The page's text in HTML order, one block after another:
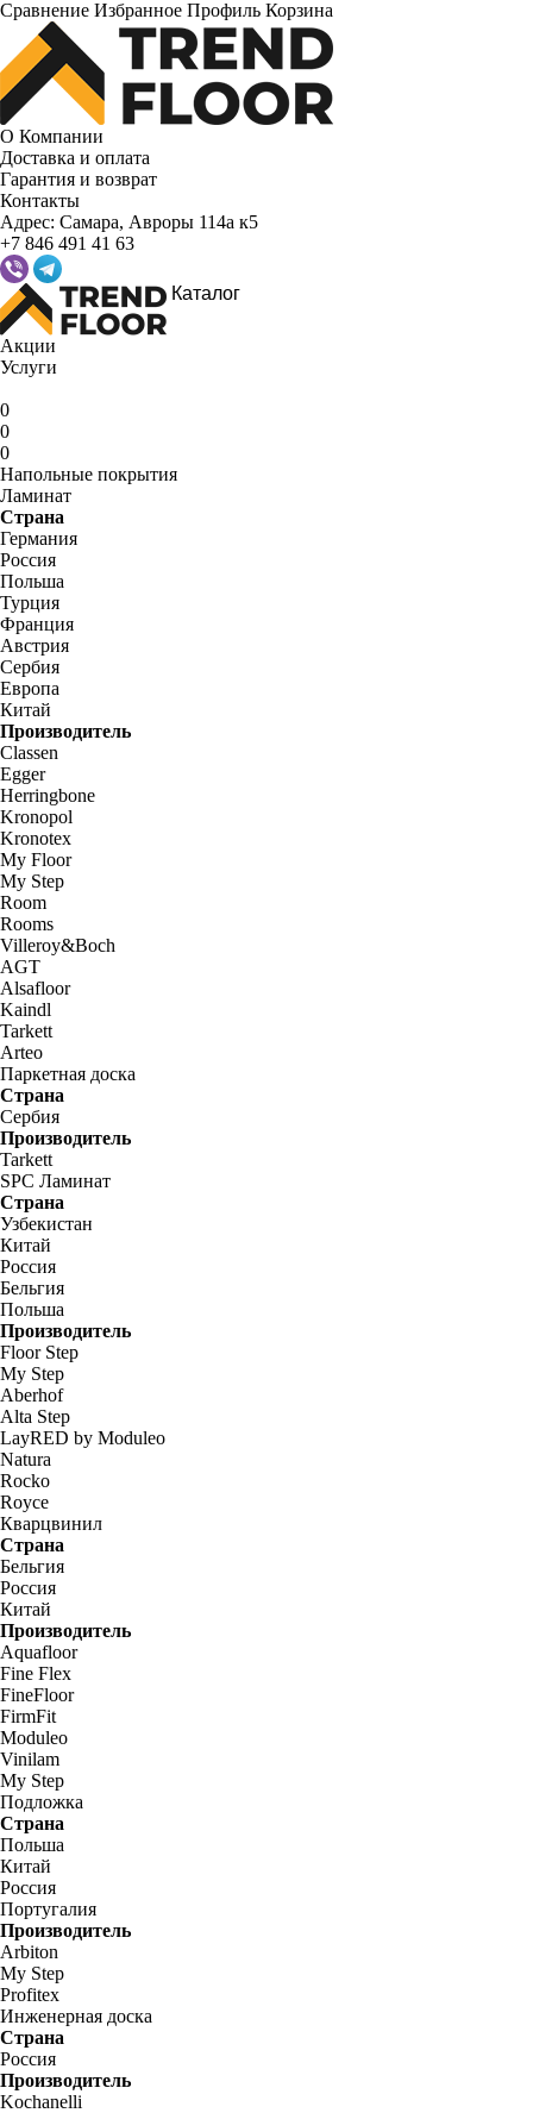
Сравнение Избранное Профиль Корзина
О Компании
Доставка и оплата
Гарантия и возврат
Контакты
Адрес: Самара, Авроры 114а к5
+7 846 491 41 63
Каталог
Акции
Услуги
0
0
0
Напольные покрытия
Ламинат
Страна
Германия
Россия
Польша
Турция
Франция
Австрия
Сербия
Европа
Китай
Производитель
Classen
Egger
Herringbone
Kronopol
Kronotex
My Floor
My Step
Room
Rooms
Villeroy&Boch
AGT
Alsafloor
Kaindl
Tarkett
Arteo
Паркетная доска
Страна
Сербия
Производитель
Tarkett
SPC Ламинат
Страна
Узбекистан
Китай
Россия
Бельгия
Польша
Производитель
Floor Step
My Step
Aberhof
Alta Step
LayRED by Moduleo
Natura
Rocko
Royce
Кварцвинил
Страна
Бельгия
Россия
Китай
Производитель
Aquafloor
Fine Flex
FineFloor
FirmFit
Moduleo
Vinilam
My Step
Подложка
Страна
Польша
Китай
Россия
Португалия
Производитель
Arbiton
My Step
Profitex
Инженерная доска
Страна
Россия
Производитель
Kochanelli